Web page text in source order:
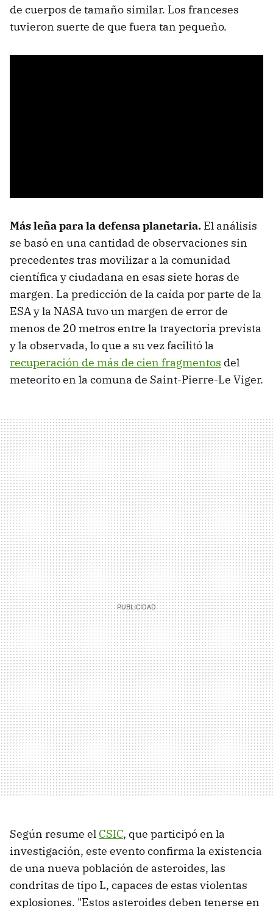
de cuerpos de tamaño similar. Los franceses
tuvieron suerte de que fuera tan pequeño.
Más leña para la defensa planetaria. El análisis
se basó en una cantidad de observaciones sin
precedentes tras movilizar a la comunidad
científica y ciudadana en esas siete horas de
margen. La predicción de la caída por parte de la
ESA y la NASA tuvo un margen de error de
menos de 20 metros entre la trayectoria prevista
y la observada, lo que a su vez facilitó la
recuperación de más de cien fragmentos del
meteorito en la comuna de Saint-Pierre-Le Viger.
Según resume el CSIC, que participó en la
investigación, este evento confirma la existencia
de una nueva población de asteroides, las
condritas de tipo L, capaces de estas violentas
explosiones. "Estos asteroides deben tenerse en